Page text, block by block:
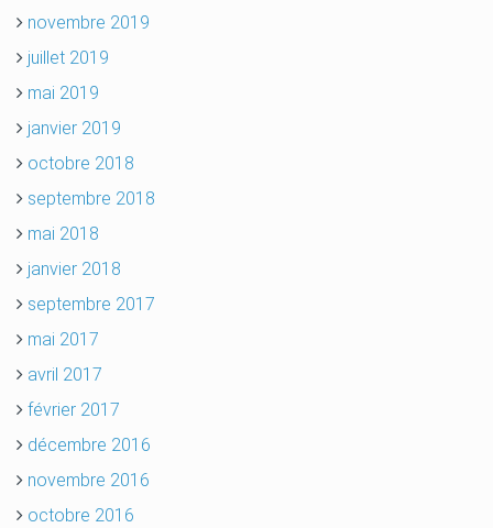
novembre 2019
juillet 2019
mai 2019
janvier 2019
octobre 2018
septembre 2018
mai 2018
janvier 2018
septembre 2017
mai 2017
avril 2017
février 2017
décembre 2016
novembre 2016
octobre 2016